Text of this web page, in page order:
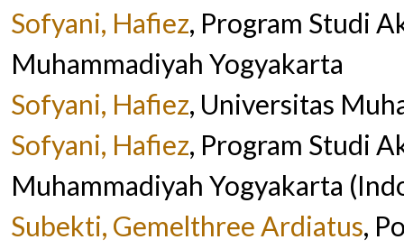
Sofyani, Hafiez, Program Studi
Muhammadiyah Yogyakarta
Sofyani, Hafiez, Universitas
Sofyani, Hafiez, Program Studi
Muhammadiyah Yogyakarta
Subekti, Gemelthree Ardiatus,